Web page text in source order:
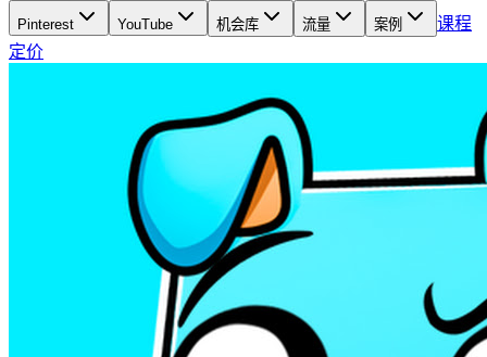
Pinterest YouTube 机会库 流量 案例
课程
定价